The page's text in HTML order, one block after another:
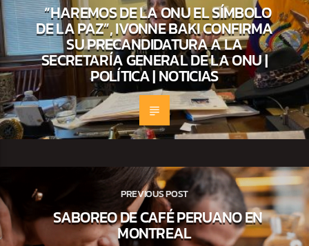
“HAREMOS DE LA ONU EL SÍMBOLO
DE LA PAZ”, IVONNE BAKI CONFIRMA
SU PRECANDIDATURA A LA
SECRETARÍA GENERAL DE LA ONU |
POLÍTICA | NOTICIAS
PREVIOUS POST
SABOREO DE CAFÉ PERUANO EN
MONTREAL